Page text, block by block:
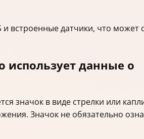
встроенные датчики, что может
использует данные о
значок в виде стрелки или
Значок не обязательно